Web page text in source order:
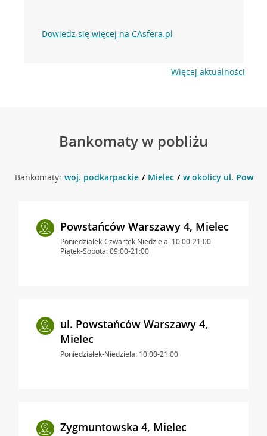
Dowiedz się więcej na CAsfera.pl
Więcej aktualności
Bankomaty w pobliżu
Bankomaty: woj. podkarpackie Mielec w okolicy ul.
Powstańców Warszawy 4, Mielec
Poniedziałek-Czwartek,Niedziela: 10:00-21:00
Piątek-Sobota: 09:00-21:00
ul. Powstańców Warszawy 4,
Mielec
Poniedziałek-Niedziela: 10:00-21:00
Zygmuntowska 4, Mielec